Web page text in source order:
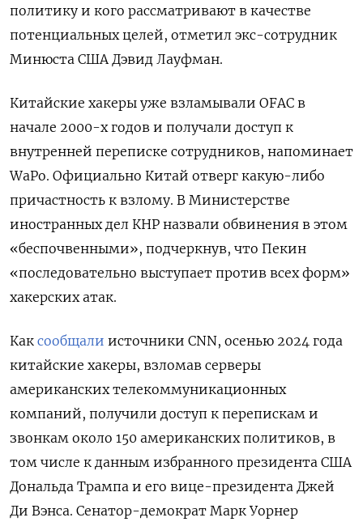
политику и кого рассматривают в качестве
потенциальных целей, отметил экс-сотрудник
Минюста США Дэвид Лауфман.
Китайские хакеры уже взламывали OFAC в
начале 2000-х годов и получали доступ к
внутренней переписке сотрудников, напоминает
WaPo. Официально Китай отверг какую-либо
причастность к взлому. В Министерстве
иностранных дел КНР назвали обвинения в этом
«беспочвенными», подчеркнув, что Пекин
«последовательно выступает против всех форм»
хакерских атак.
Как сообщали источники CNN, осенью 2024 года
китайские хакеры, взломав серверы
американских телекоммуникационных
компаний, получили доступ к перепискам и
звонкам около 150 американских политиков, в
том числе к данным избранного президента США
Дональда Трампа и его вице-президента Джей
Ди Вэнса. Сенатор-демократ Марк Уорнер